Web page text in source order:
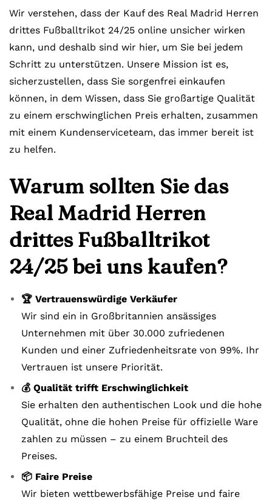
Wir verstehen, dass der Kauf des Real Madrid Herren
drittes Fußballtrikot 24/25 online unsicher wirken
kann, und deshalb sind wir hier, um Sie bei jedem
Schritt zu unterstützen. Unsere Mission ist es,
sicherzustellen, dass Sie sorgenfrei einkaufen
können, in dem Wissen, dass Sie großartige Qualität
zu einem erschwinglichen Preis erhalten, zusammen
mit einem Kundenserviceteam, das immer bereit ist
zu helfen.
Warum sollten Sie das
Real Madrid Herren
drittes Fußballtrikot
24/25 bei uns kaufen?
🏆 Vertrauenswürdige Verkäufer
Wir sind ein in Großbritannien ansässiges
Unternehmen mit über 30.000 zufriedenen
Kunden und einer Zufriedenheitsrate von 99%. Ihr
Vertrauen ist unsere Priorität.
💰 Qualität trifft Erschwinglichkeit
Sie erhalten den authentischen Look und die hohe
Qualität, ohne die hohen Preise für offizielle Ware
zahlen zu müssen – zu einem Bruchteil des
Preises.
📦 Faire Preise
Wir bieten wettbewerbsfähige Preise und faire